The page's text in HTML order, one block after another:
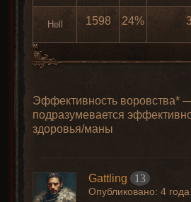
Hell 1598 24%
Эффективность воровства*
подразумевается
здоровья/маны
Gattling 13
Опубликовано: 4